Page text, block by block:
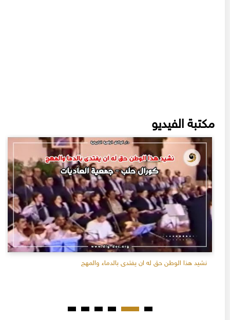
مكتبة الفيديو
نشيد هذا الوطن حق له ان يفتدى بالدماء والمهج